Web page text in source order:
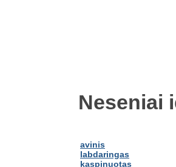
Neseniai
avinis
labdaringas
kaspinuotas